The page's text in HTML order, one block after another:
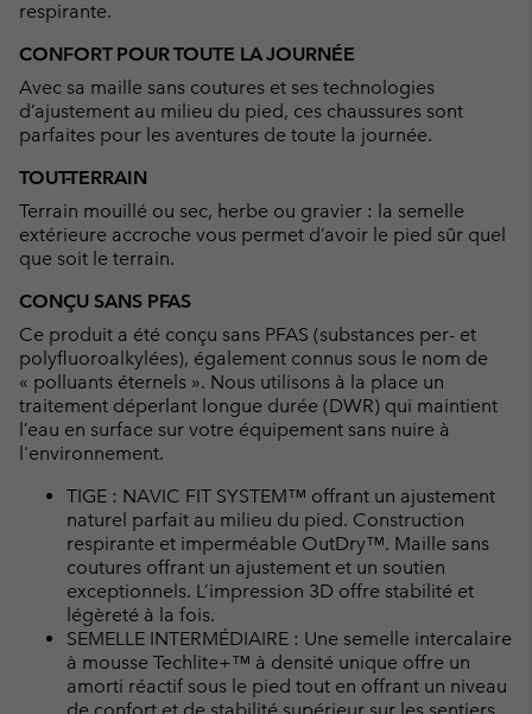
respirante.
CONFORT POUR TOUTE LA JOURNÉE
Avec sa maille sans coutures et ses technologies
d’ajustement au milieu du pied, ces chaussures sont
parfaites pour les aventures de toute la journée.
TOUT-TERRAIN
Terrain mouillé ou sec, herbe ou gravier : la semelle
extérieure accroche vous permet d’avoir le pied sûr quel
que soit le terrain.
CONÇU SANS PFAS
Ce produit a été conçu sans PFAS (substances per- et
polyfluoroalkylées), également connus sous le nom de
« polluants éternels ». Nous utilisons à la place un
traitement déperlant longue durée (DWR) qui maintient
l’eau en surface sur votre équipement sans nuire à
l'environnement.
TIGE : NAVIC FIT SYSTEM™ offrant un ajustement
naturel parfait au milieu du pied. Construction
respirante et imperméable OutDry™. Maille sans
coutures offrant un ajustement et un soutien
exceptionnels. L’impression 3D offre stabilité et
légèreté à la fois.
SEMELLE INTERMÉDIAIRE : Une semelle intercalaire
à mousse Techlite+™ à densité unique offre un
amorti réactif sous le pied tout en offrant un niveau